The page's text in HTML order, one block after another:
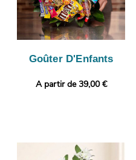
Goûter D'Enfants
A partir de 39,00 €